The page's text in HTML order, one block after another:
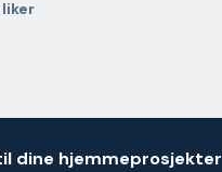
liker
dine hjemmeprosjekter